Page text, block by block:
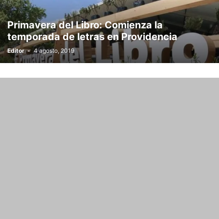
Primavera del Libro: Comienza la
temporada de letras en Providencia
Editor - 4 agosto, 2019